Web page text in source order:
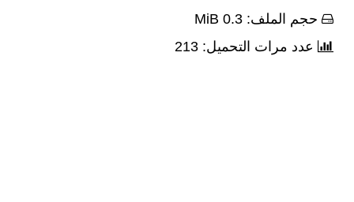
حجم الملف: 0.3 MiB
عدد مرات التحميل: 213